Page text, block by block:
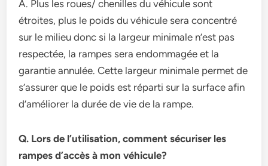
A. Plus les roues/ chenilles du véhicule sont
étroites, plus le poids du véhicule sera concentré
sur le milieu donc si la largeur minimale n’est pas
respectée, la rampes sera endommagée et la
garantie annulée. Cette largeur minimale permet de
s’assurer que le poids est réparti sur la surface afin
d’améliorer la durée de vie de la rampe.
Q. Lors de l’utilisation, comment sécuriser les
rampes d’accès à mon véhicule?